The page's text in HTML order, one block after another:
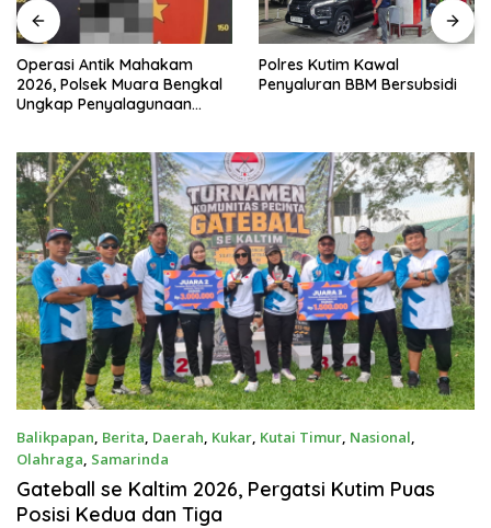
Operasi Antik Mahakam
2026, Polsek Muara Bengkal
Ungkap Penyalagunaan
Polres Kutim Kawal
Penyaluran BBM Bersubsidi
Balikpapan, Berita, Daerah, Kukar, Kutai Timur, Nasional,
Olahraga, Samarinda
Juli 11, 2026
Gateball se Kaltim 2026, Pergatsi Kutim Puas
Posisi Kedua dan Tiga